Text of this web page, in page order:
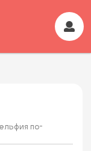
по-